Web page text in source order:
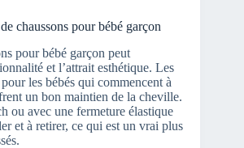
chaussons pour bébé garçon
pour bébé garçon peut
et l’attrait esthétique. Les
les bébés qui commencent à
un bon maintien de la cheville.
ou avec une fermeture élastique
et à retirer, ce qui est un vrai plus